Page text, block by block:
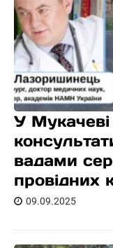
У
вадами
провідних
09.09.2025